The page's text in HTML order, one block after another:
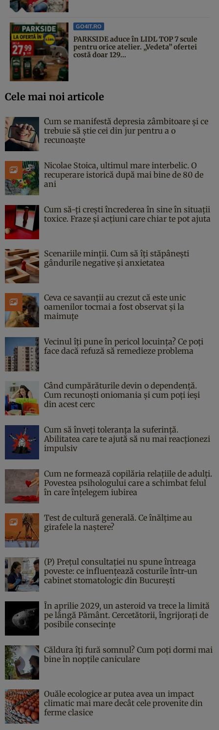
GO4IT.RO
PARKSIDE aduce în LIDL TOP 7 scule
pentru orice atelier. „Vedeta” ofertei
costă doar 129...
Cele mai noi articole
Cum se manifestă depresia zâmbitoare și ce
trebuie să știe cei din jur pentru a o
recunoaște
Nicolae Stoica, ultimul mare interbelic. O
recuperare istorică după mai bine de 80 de
ani
Cum să-ți crești încrederea în sine în situații
toxice. Fraze și acțiuni care chiar te pot ajuta
Scenariile minții. Cum să îți stăpânești
gândurile negative și anxietatea
Ceva ce savanții au crezut că este unic
oamenilor tocmai a fost observat și la
maimuțe
Vecinul îți pune în pericol locuința? Ce poți
face dacă refuză să remedieze problema
Când cumpărăturile devin o dependență.
Cum recunoști oniomania și cum poți ieși
din acest cerc
Cum să înveți toleranța la suferință.
Abilitatea care te ajută să nu mai reacționezi
impulsiv
Cum ne formează copilăria relațiile de adulți.
Povestea psihologului care a schimbat felul
în care înțelegem iubirea
Test de cultură generală. Ce înălțime au
girafele la naștere?
(P) Prețul consultației nu spune întreaga
poveste: ce influențează costurile într-un
cabinet stomatologic din București
În aprilie 2029, un asteroid va trece la limită
pe lângă Pământ. Cercetătorii, îngrijorați de
posibile consecințe
Căldura îți fură somnul? Cum poți dormi mai
bine în nopțile caniculare
Ouăle ecologice ar putea avea un impact
climatic mai mare decât cele provenite din
ferme clasice